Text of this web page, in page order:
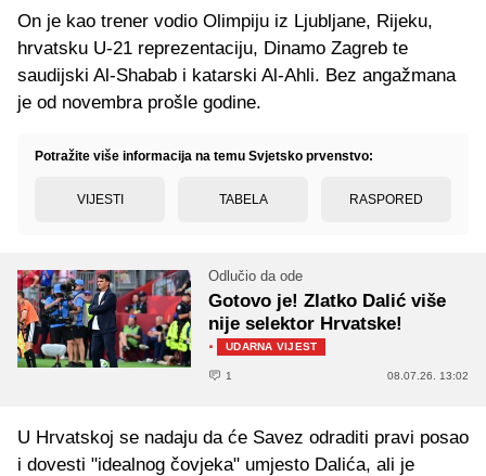
On je kao trener vodio Olimpiju iz Ljubljane, Rijeku,
hrvatsku U-21 reprezentaciju, Dinamo Zagreb te
saudijski Al-Shabab i katarski Al-Ahli. Bez angažmana
je od novembra prošle godine.
Potražite više informacija na temu Svjetsko prvenstvo:
VIJESTI TABELA RASPORED
Odlučio da ode
Gotovo je! Zlatko Dalić više
nije selektor Hrvatske!
· UDARNA VIJEST
1 08.07.26. 13:02
U Hrvatskoj se nadaju da će Savez odraditi pravi posao
i dovesti "idealnog čovjeka" umjesto Dalića, ali je